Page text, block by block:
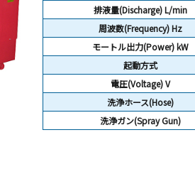
排液量(Discharge) L/min
周波数(Frequency) Hz
モートル出力(Power) kW
起動方式
電圧(Voltage) V
洗浄ホース(Hose)
洗浄ガン(Spray Gun)